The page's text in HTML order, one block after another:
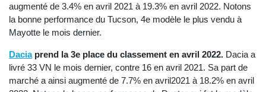
augmenté de 3.4% en avril 2021 à 19.3% en avril 2022. Notons
la bonne performance du Tucson, 4e modèle le plus vendu à
Mayotte le mois dernier.
Daciaprend la 3e place du classement en avril 2022. Dacia a
livré 33 VN le mois dernier, contre 16 en avril 2021. Sa part de
marché a ainsi augmenté de 7.7% en avril2021 à 18.2% en avril